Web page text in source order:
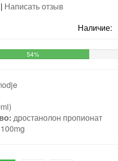
| Написать отзыв
Наличие:
54%
дростанолон пропионат
100mg